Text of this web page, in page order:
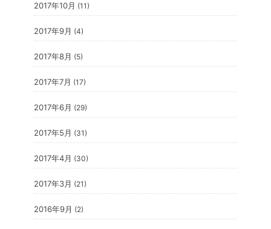
2017年10月 (11)
2017年9月 (4)
2017年8月 (5)
2017年7月 (17)
2017年6月 (29)
2017年5月 (31)
2017年4月 (30)
2017年3月 (21)
2016年9月 (2)